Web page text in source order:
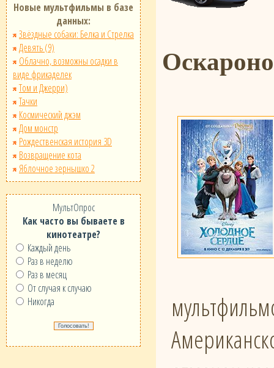
Новые мультфильмы в базе
данных:
Звёздные собаки: Белка и Стрелка
Девять (9)
Облачно, возможны осадки в
виде фрикаделек
Том и Джерри)
Тачки
Космический джэм
Дом монстр
Рождественская история 3D
Возвращение кота
Яблочное зернышко 2
МультОпрос
Как часто вы бываете в
кинотеатре?
Каждый день
Раз в неделю
Раз в месяц
От случая к случаю
Никогда